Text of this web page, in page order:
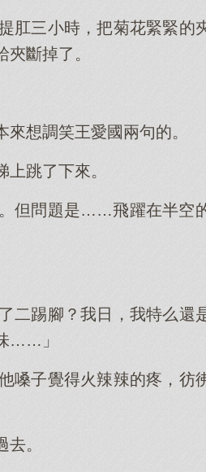
肛三小時，把菊花緊緊的
斷掉了。
想調笑王愛國兩句的。
跳了下來。
但問題是……飛躍在半空
二踢腳？我日，我特么還
……」
嗓子覺得火辣辣的疼，彷
。